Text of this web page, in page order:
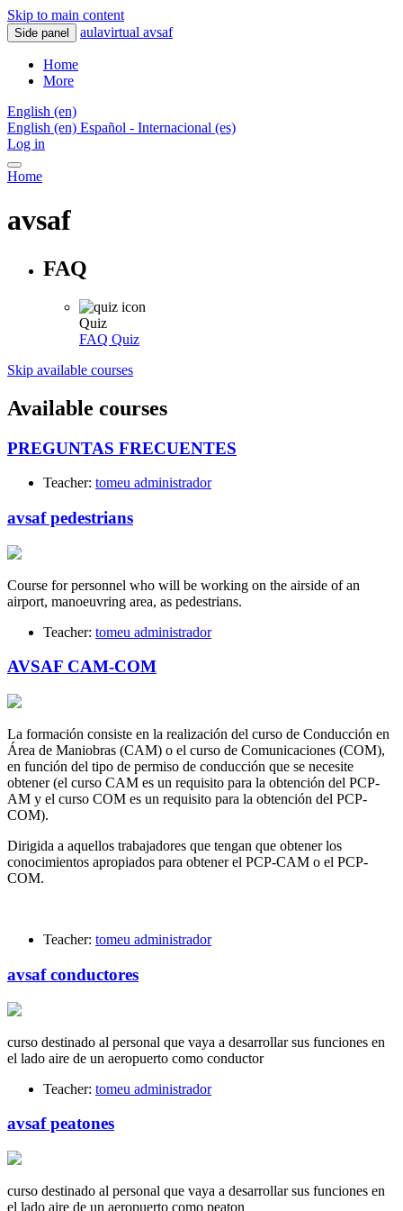
Skip to main content
Side panel aulavirtual avsaf
Home
More
English ‎(en)‎
English ‎(en)‎ Español - Internacional ‎(es)‎
Log in
Home
avsaf
FAQ
Quiz
FAQ Quiz
Skip available courses
Available courses
PREGUNTAS FRECUENTES
Teacher: tomeu administrador
avsaf pedestrians
Course for personnel who will be working on the airside of an
airport, manoeuvring area, as pedestrians.
Teacher: tomeu administrador
AVSAF CAM-COM
La formación consiste en la realización del curso de Conducción en
Área de Maniobras (CAM) o el curso de Comunicaciones (COM),
en función del tipo de permiso de conducción que se necesite
obtener (el curso CAM es un requisito para la obtención del PCP-
AM y el curso COM es un requisito para la obtención del PCP-
COM).
Dirigida a aquellos trabajadores que tengan que obtener los
conocimientos apropiados para obtener el PCP-CAM o el PCP-
COM.
Teacher: tomeu administrador
avsaf conductores
curso destinado al personal que vaya a desarrollar sus funciones en
el lado aire de un aeropuerto como conductor
Teacher: tomeu administrador
avsaf peatones
curso destinado al personal que vaya a desarrollar sus funciones en
el lado aire de un aeropuerto como peaton